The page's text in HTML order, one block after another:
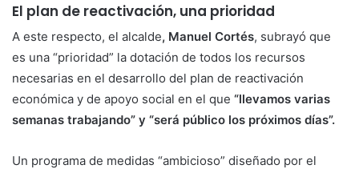
El plan de reactivación, una prioridad
A este respecto, el alcalde, Manuel Cortés, subrayó que
es una “prioridad” la dotación de todos los recursos
necesarias en el desarrollo del plan de reactivación
económica y de apoyo social en el que “llevamos varias
semanas trabajando” y “será público los próximos días”.
Un programa de medidas “ambicioso” diseñado por el